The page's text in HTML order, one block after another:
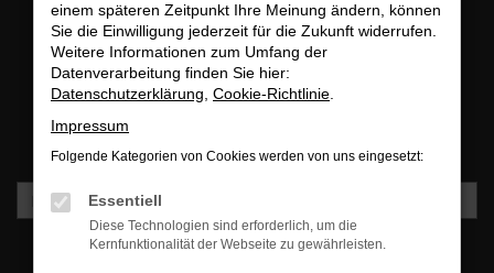
MO - FR: 07:00 bis 18:00 Uhr | SA: 09:30 bis 12:00 Uhr
+49 3745 7817-0
Newsletteranmeldung
Bleiben Sie stets auf dem Laufenden und erhalten Sie
Benachrichtigungen direkt in Ihr Postfach.
einem späteren Zeitpunkt Ihre Meinung ändern, können
Sie die Einwilligung jederzeit für die Zukunft widerrufen.
Weitere Informationen zum Umfang der
Datenverarbeitung finden Sie hier:
Datenschutzerklärung Cookie-Richtlinie
Impressum
Folgende Kategorien von Cookies werden von uns eingesetzt:
Essentiell
Diese Technologien sind erforderlich, um die
Kernfunktionalität der Webseite zu gewährleisten.